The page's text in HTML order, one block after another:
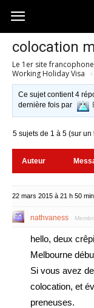
Australia-
australie.com
colocation
Le 1er site
Working Holiday Visa ›
Ce sujet contient 4
dernière fois par
5 sujets de 1 à 5 (sur un
Auteur
22 mars 2015 à 21 h 50 min
nathvaness
hello, deux
Melbourne
Si vous avez
colocation, et
preneuses.